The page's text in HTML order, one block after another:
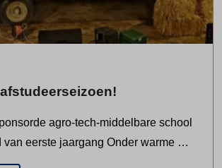
agro-tech-middelbare school
van eerste jaargang Onder warme …